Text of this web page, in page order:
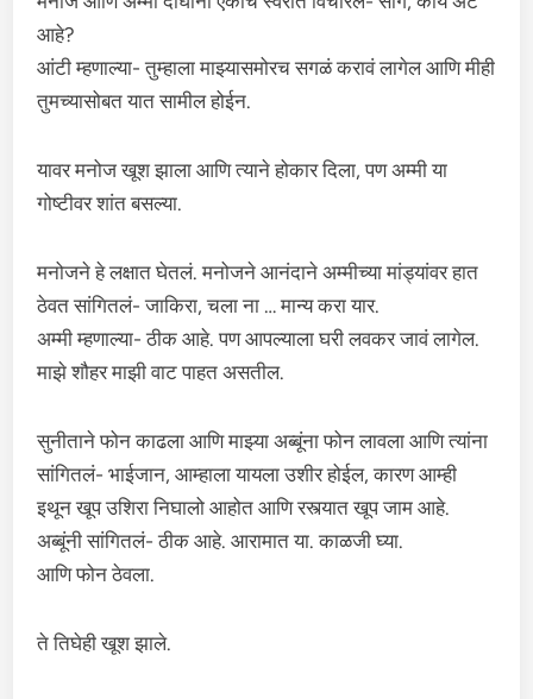
आहे?
आंटी म्हणाल्या- तुम्हाला माझ्यासमोरच सगळं करावं लागेल आणि मीही
तुमच्यासोबत यात सामील होईन.
यावर मनोज खूश झाला आणि त्याने होकार दिला, पण अम्मी या
गोष्टीवर शांत बसल्या.
मनोजने हे लक्षात घेतलं. मनोजने आनंदाने अम्मीच्या मांड्यांवर हात
ठेवत सांगितलं- जाकिरा, चला ना … मान्य करा यार.
अम्मी म्हणाल्या- ठीक आहे. पण आपल्याला घरी लवकर जावं लागेल.
माझे शौहर माझी वाट पाहत असतील.
सुनीताने फोन काढला आणि माझ्या अब्बूंना फोन लावला आणि त्यांना
सांगितलं- भाईजान, आम्हाला यायला उशीर होईल, कारण आम्ही
इथून खूप उशिरा निघालो आहोत आणि रस्त्यात खूप जाम आहे.
अब्बूंनी सांगितलं- ठीक आहे. आरामात या. काळजी घ्या.
आणि फोन ठेवला.
ते तिघेही खूश झाले.